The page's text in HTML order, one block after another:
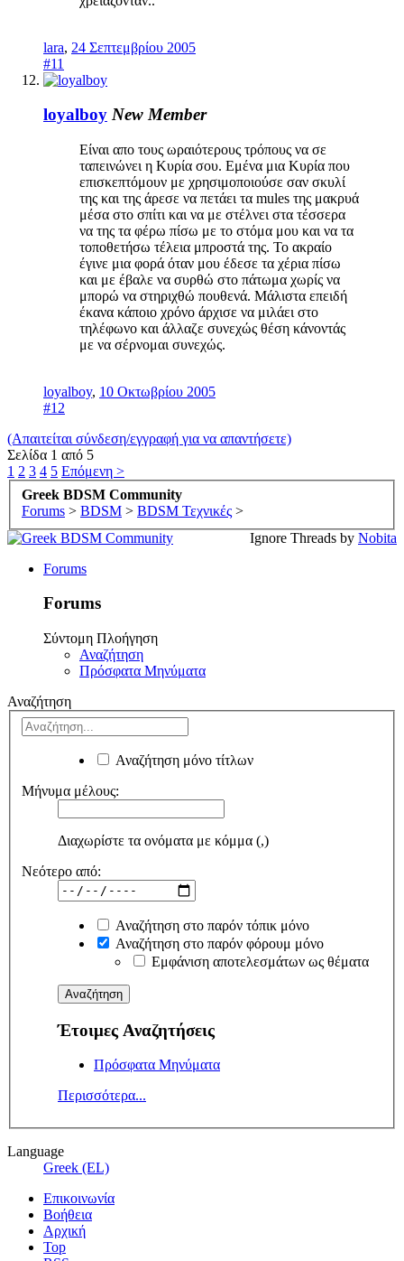
lara, 24 Σεπτεμβρίου 2005
#11
loyalboy New Member
Είναι απο τους ωραιότερους τρόπους να σε
ταπεινώνει η Κυρία σου. Εμένα μια Κυρία που
επισκεπτόμουν με χρησιμοποιούσε σαν σκυλί
της και της άρεσε να πετάει τα mules της μακρυά
μέσα στο σπίτι και να με στέλνει στα τέσσερα
να της τα φέρω πίσω με το στόμα μου και να τα
τοποθετήσω τέλεια μπροστά της. Το ακραίο
έγινε μια φορά όταν μου έδεσε τα χέρια πίσω
και με έβαλε να συρθώ στο πάτωμα χωρίς να
μπορώ να στηριχθώ πουθενά. Μάλιστα επειδή
έκανα κάποιο χρόνο άρχισε να μιλάει στο
τηλέφωνο και άλλαζε συνεχώς θέση κάνοντάς
με να σέρνομαι συνεχώς.
loyalboy, 10 Οκτωβρίου 2005
#12
(Απαιτείται σύνδεση/εγγραφή για να απαντήσετε)
Σελίδα 1 από 5
1 2 3 4 5 Επόμενη >
Greek BDSM Community
Forums > BDSM > BDSM Τεχνικές >
Ignore Threads by Nobita
Forums
Forums
Σύντομη Πλοήγηση
Αναζήτηση
Πρόσφατα Μηνύματα
Αναζήτηση
Αναζήτηση μόνο τίτλων
Μήνυμα μέλους:
Διαχωρίστε τα ονόματα με κόμμα (,)
Νεότερο από:
Αναζήτηση στο παρόν τόπικ μόνο
Αναζήτηση στο παρόν φόρουμ μόνο
Εμφάνιση αποτελεσμάτων ως θέματα
Έτοιμες Αναζητήσεις
Πρόσφατα Μηνύματα
Περισσότερα...
Language
Greek (EL)
Επικοινωνία
Βοήθεια
Αρχική
Top